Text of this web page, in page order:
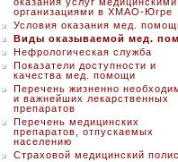
организациями в ХМАО-Югре
Условия оказания мед.
Виды оказываемой мед.
Нефрологическая служба
Показатели доступности и
качества мед. помощи
Перечень жизненно
и важнейших лекарственных
препаратов
Перечень медицинских
препаратов, отпускаемых
населению
Страховой медицинский полис